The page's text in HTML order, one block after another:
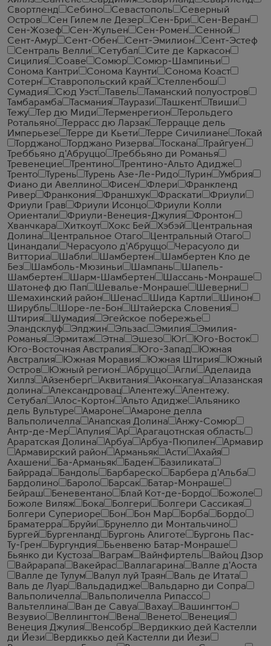
Свортленд
Себино Севастополь
Северный
Остров
Сен Гилем ле Дезер Сен-Бри
Сен-Веран
Сен-Жозеф
Сен-Жульен Сен-Ромен
Сенной
Сент-Амур
Сент-Обен Сент-Эмилион
Сент-Эстеф
Сентраль Велли
Сетубал
Сите де Каркасон
Сицилия
Соаве Сомюр
Сомюр-Шампиньи
Сонома Кантри
Сонома Каунти
Сонома Коаст
Сотерн
Ставропольский край
Стелленбош
Сумадия
Сюд Уэст Тавель
Таманский полуостров
Тамбарамба
Тасмания Таурази Ташкент
Твиши
Тежу
Тер дю Миди Терменрегион
Терольдего
Ротальяно
Террасс дю Ларзак
Террацце дель
Имперьезе
Терре ди Кьети Терре Сичилиане
Токай
Торджано
Торджано Ризерва Тоскана
Трайгуен
Треббьяно д'Абруццо
Треббьяно ди Романья
Тревенецие
Трентино
Трентино-Альто Адидже
Тренто
Турень Турень Азе-Ле-Ридо Турин
Умбрия
Фиано ди Авеллино
Фисен Флери
Франкленд
Ривер
Франкония Франшхук Фраскати
Фриули
Фриули Грав
Фриули Исонцо
Фриули Колли
Ориентали
Фриули-Венеция-Джулия
Фронтон
Хванчкара
Хиткоут Хокс Бей Хэбэй
Центральная
Долина
Центральное Отаго
Центральный Отаго
Цинандали
Черасуоло д'Абруццо
Черасуоло ди
Витториа
Шабли Шамбертен
Шамбертен Кло де
Без
Шамболь-Мюзиньи Шампань
Шапель-
Шамбертен
Шарм-Шамбертен
Шассань-Монраше
Шатонеф дю Пап
Шевалье-Монраше
Шеверни
Шемахинский район
Шенас Шида Картли
Шинон
Ширубль
Шоре-ле-Бон
Штайерска Словения
Штирия
Шумадия
Эгейское побережье
Эландсклуф
Элджин Эльзас Эмилия
Эмилия-
Романья
Эрмитаж Этна Эшезо Юг
Юго-Восток
Юго-Восточная Австралия
Юго-Запад
Южная
Австралия
Южная Моравия Южная Штирия
Южный
Остров
Южный регион Абруццо Агли
Аделаида
Хиллз
Айзенберг Аквитания Аконкагуа
Алазанская
долина
Александровац Алентежу
Алентежу.
Сетубал
Алос-Кортон Альто Адидже
Альянико
дель Вультуре
Амароне
Амароне делла
Вальполичелла
Анапская Долина
Анжу-Сомюр
Антр-де-Мер
Апулия Ар
Арагацотнская область
Араратская Долина
Арбуа Арбуа-Пюпилен
Армавир
Армавирский район
Арманьяк Асти
Ахайя
Ахашени
Ба-Арманьяк Баден
Базиликата
Байррада
Бандоль Барбареско
Барбера д'Альба
Бардолино
Бароло Барсак
Батар-Монраше
Бейраш
Беневентано Блай Кот-де-Бордо
Божоле
Божоле Виляж
Бока Болгери
Болгери Сассикая
Болгери Супериоре
Бон Бон Мар Борба
Бордо
Браматерра
Бруйи
Брунелло ди Монтальчино
Бургей
Бургенланд Бургонь Алиготе
Бургонь Пас-
Ту-Грен
Бургундия
Бьенвеню Батар-Монраше
Бьянко ди Кустоза
Ваграм Вайнфиртель
Вайоц Дзор
Вайрарапа
Вакейрас Валлагарина
Валле д'Аоста
Валле де Тулум
Валул луй Траян
Валь де Итата
Валь де Луар
Вальдадидже
Вальдарно ди Сопра
Вальполичелла
Вальполичелла Рипассо
Вальтеллина
Ван де Савуа Вахау
Вашингтон
Везувио
Веллингтон Вена Венето
Венеция
Венеция Джулия
Венсобр
Вердиккио дей Кастелли
ди Йези
Вердиккьо дей Кастелли ди Йези